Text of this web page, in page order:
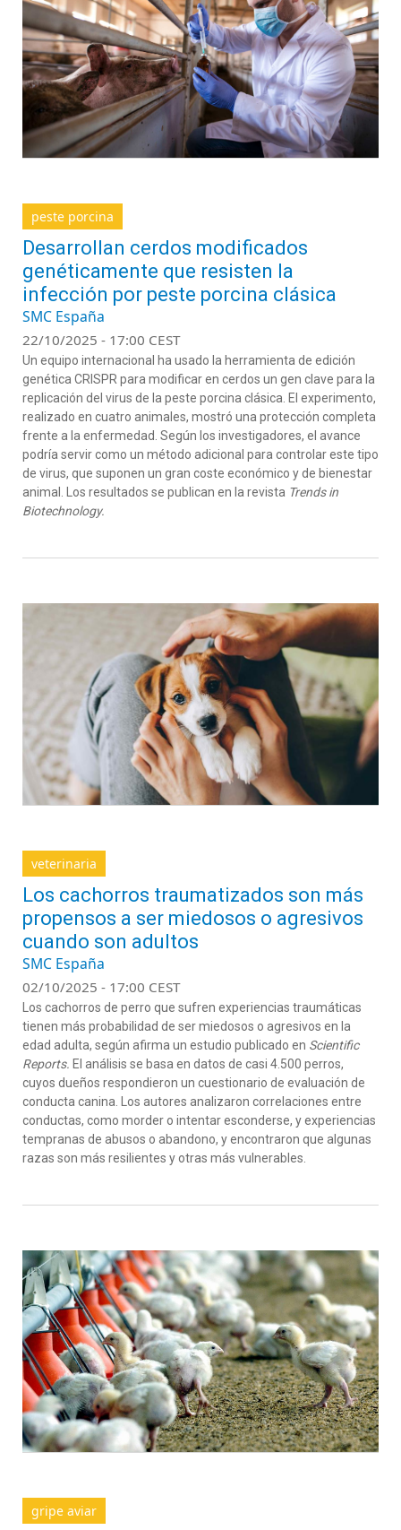
peste porcina
Desarrollan cerdos modificados
genéticamente que resisten la
infección por peste porcina clásica
SMC España
22/10/2025 - 17:00 CEST
Un equipo internacional ha usado la herramienta de edición
genética CRISPR para modificar en cerdos un gen clave para la
replicación del virus de la peste porcina clásica. El experimento,
realizado en cuatro animales, mostró una protección completa
frente a la enfermedad. Según los investigadores, el avance
podría servir como un método adicional para controlar este tipo
de virus, que suponen un gran coste económico y de bienestar
animal. Los resultados se publican en la revista Trends in
Biotechnology.
veterinaria
Los cachorros traumatizados son más
propensos a ser miedosos o agresivos
cuando son adultos
SMC España
02/10/2025 - 17:00 CEST
Los cachorros de perro que sufren experiencias traumáticas
tienen más probabilidad de ser miedosos o agresivos en la
edad adulta, según afirma un estudio publicado en Scientific
Reports. El análisis se basa en datos de casi 4.500 perros,
cuyos dueños respondieron un cuestionario de evaluación de
conducta canina. Los autores analizaron correlaciones entre
conductas, como morder o intentar esconderse, y experiencias
tempranas de abusos o abandono, y encontraron que algunas
razas son más resilientes y otras más vulnerables.
gripe aviar